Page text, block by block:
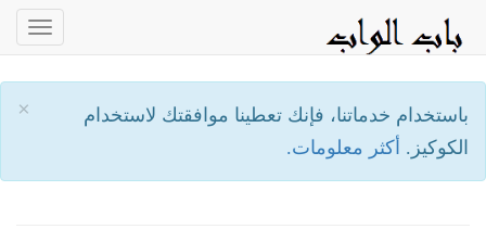
×
باستخدام خدماتنا، فإنك تعطينا موافقتك لاستخدام
الكوكيز. أكثر معلومات.